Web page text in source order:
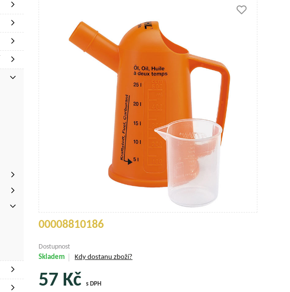
00008810186
Dostupnost
Skladem
Kdy dostanu zboží?
57 Kčs DPH